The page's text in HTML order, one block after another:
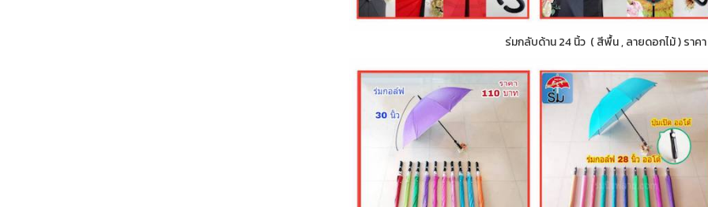
ร่มกลับด้าน 24 นิ้ว ( สีพื้น , ลายดอกไม้ ) ราค